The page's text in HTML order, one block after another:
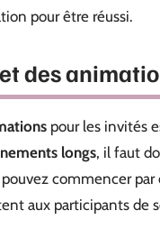
pour être réussi.
des
pour les invités
longs, il faut
commencer par
aux participants